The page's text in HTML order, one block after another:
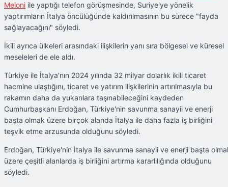
Meloni ile yaptığı telefon görüşmesinde, Suriye'ye yönelik
yaptırımların İtalya öncülüğünde kaldırılmasının bu sürece "fayda
sağlayacağını" söyledi.
İkili ayrıca ülkeleri arasındaki ilişkilerin yanı sıra bölgesel ve küresel
meseleleri de ele aldı.
Türkiye ile İtalya'nın 2024 yılında 32 milyar dolarlık ikili ticaret
hacmine ulaştığını, ticaret ve yatırım ilişkilerinin artırılmasıyla bu
rakamın daha da yukarılara taşınabileceğini kaydeden
Cumhurbaşkanı Erdoğan, Türkiye'nin savunma sanayii ve enerji
başta olmak üzere birçok alanda İtalya ile daha fazla iş birliğini
teşvik etme arzusunda olduğunu söyledi.
Erdoğan, Türkiye'nin İtalya ile savunma sanayii ve enerji başta
üzere çeşitli alanlarda iş birliğini artırma kararlılığında olduğunu
söyledi.